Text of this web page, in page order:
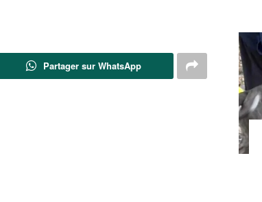
Partager sur WhatsApp